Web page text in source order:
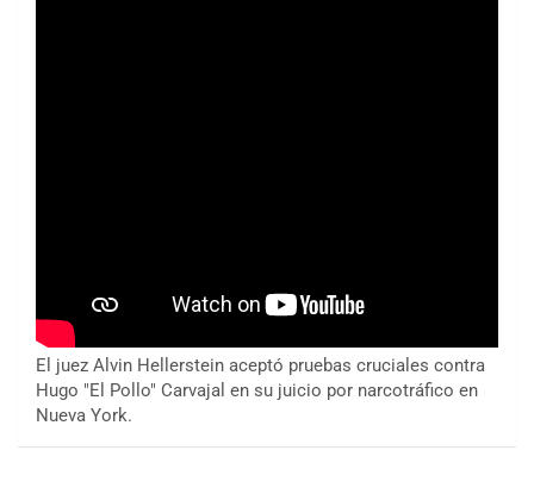
El juez Alvin Hellerstein aceptó pruebas cruciales contra
Hugo "El Pollo" Carvajal en su juicio por narcotráfico en
Nueva York.